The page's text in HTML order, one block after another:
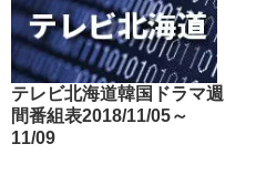
テレビ北海道韓国ドラマ週
間番組表2018/11/05～
11/09